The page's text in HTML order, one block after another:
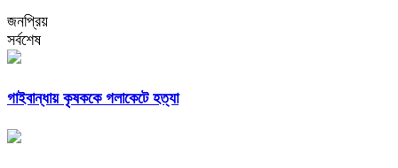
জনপ্রিয়
সর্বশেষ
গাইবান্ধায় কৃষককে গলাকেটে হত্যা